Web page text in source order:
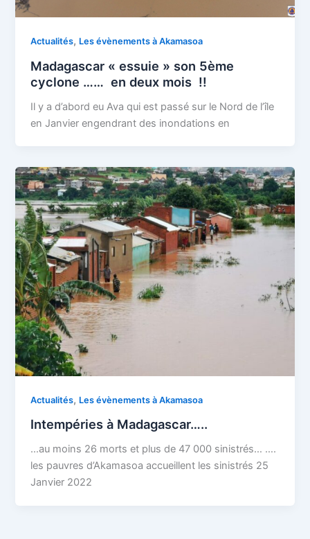
Actualités, Les évènements à Akamasoa
Madagascar « essuie » son 5ème
cyclone …… en deux mois !!
Il y a d’abord eu Ava qui est passé sur le Nord de l’île
en Janvier engendrant des inondations en
Actualités, Les évènements à Akamasoa
Intempéries à Madagascar…..
…au moins 26 morts et plus de 47 000 sinistrés… ….
les pauvres d’Akamasoa accueillent les sinistrés 25
Janvier 2022